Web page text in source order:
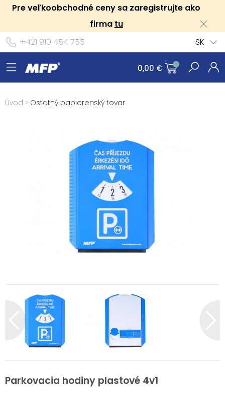
Pre veľkoobchodné ceny sa zaregistrujte ako
firma tu
+421 910 454 755
SK
0,00 €
Úvod > Ostatný papierenský tovar
Parkovacia hodiny plastové 4v1